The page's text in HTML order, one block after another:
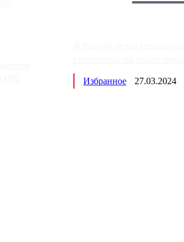
Избранное 27.03.2024